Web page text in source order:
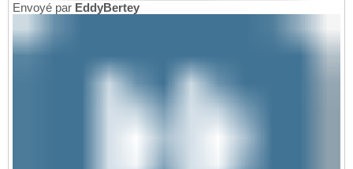
Envoyé par EddyBertey